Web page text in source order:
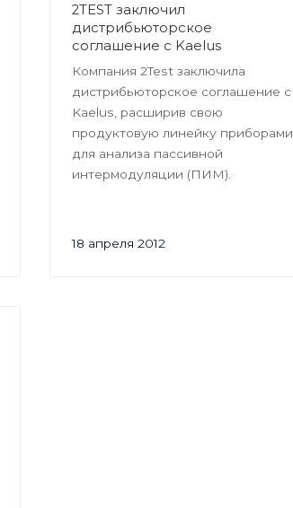
18 апреля 2012
2TEST заключил
дистрибьюторское
соглашение с Kaelus
Компания 2Test заключила
дистрибьюторское соглашение с
Kaelus, расширив свою
продуктовую линейку приборами
для анализа пассивной
интермодуляции (ПИМ).